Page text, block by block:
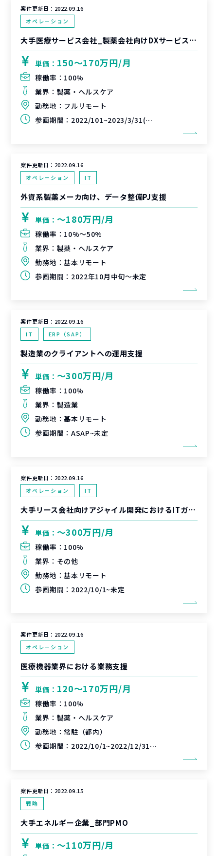
案件更新日： 2022.09.16
オペレーション
大手医療サービス会社_製薬会社向けDXサービス推進PJ_PMポジション
単価： 150〜170万円/月
稼働率： 100%
業界： 製薬・ヘルスケア
勤務地： フルリモート
参画期間： 2022/101~2023/3/31(延長可能性あり)
案件更新日： 2022.09.16
オペレーション
IT
外資系製薬メーカ向け、データ整備PJ支援
単価： 〜180万円/月
稼働率： 10%〜50%
業界： 製薬・ヘルスケア
勤務地：基本リモート
参画期間： 2022年10月中旬～未定
案件更新日： 2022.09.16
IT
ERP（SAP）
製造業のクライアントへの運用支援
単価： 〜300万円/月
稼働率： 100%
業界： 製造業
勤務地：基本リモート
参画期間： ASAP~未定
案件更新日： 2022.09.16
オペレーション
IT
大手リース会社向けアジャイル開発におけるITガバナンス施策検討支援
単価： 〜300万円/月
稼働率： 100%
業界： その他
勤務地：基本リモート
参画期間： 2022/10/1~未定
案件更新日： 2022.09.16
オペレーション
医療機器業界における業務支援
単価： 120〜170万円/月
稼働率： 100%
業界： 製薬・ヘルスケア
勤務地： 常駐（都内）
参画期間： 2022/10/1~2022/12/31(延長可能性あり)
案件更新日： 2022.09.15
戦略
大手エネルギー企業_部門PMO
単価： 〜110万円/月